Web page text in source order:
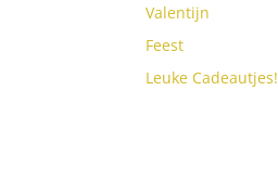
Valentijn
Feest
Leuke Cadeautjes!